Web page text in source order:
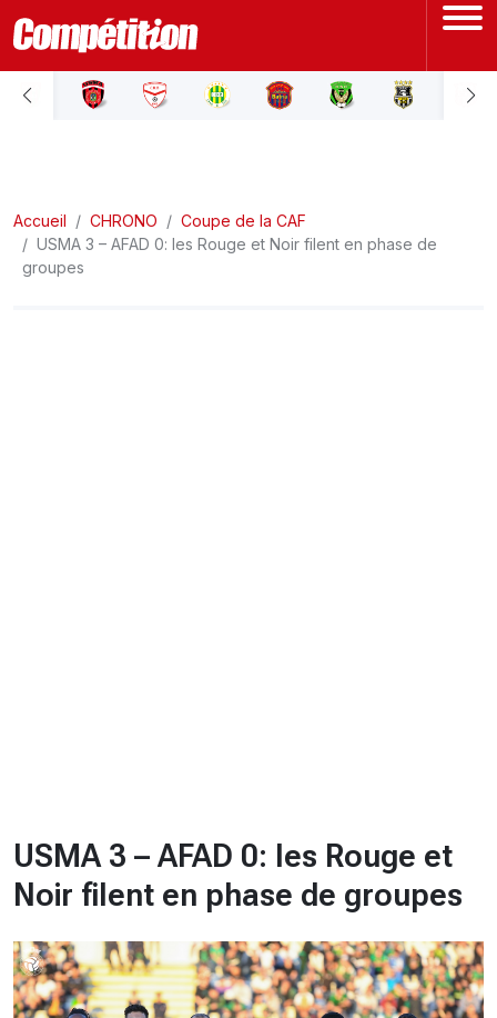
ACCUEIL
LIGUE 2
COUPE D'ALGÉRIE
Accueil CHRONO
Coupe de la CAF
USMA 3 – AFAD 0: les Rouge et Noir filent en phase de
groupes
USMA 3 – AFAD 0: les Rouge et
Noir filent en phase de groupes